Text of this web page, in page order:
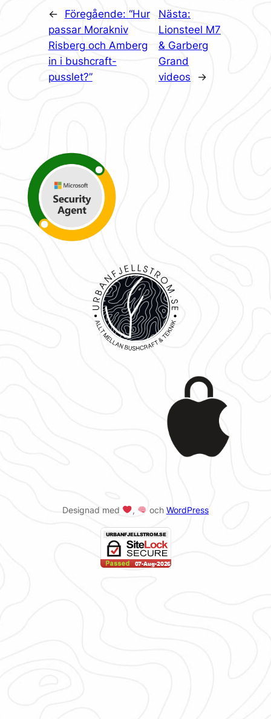
← Föregående: “Hur
passar Morakniv
Risberg och Amberg
in i bushcraft-
pusslet?”
Nästa:
Lionsteel M7
& Garberg
Grand
videos
→
Designad med , och WordPress